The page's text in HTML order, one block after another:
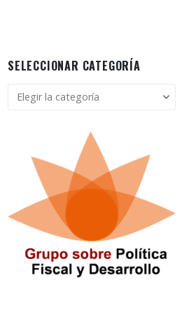
SELECCIONAR CATEGORÍA
Seleccionar
categoría